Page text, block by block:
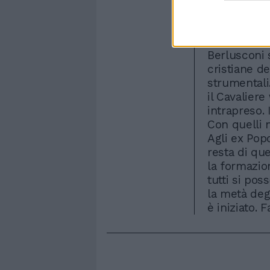
Berlusconi
cristiane
il
intrapreso.
Con quelli
Agli ex
resta di
la
tutti si
la metà
è iniziato.